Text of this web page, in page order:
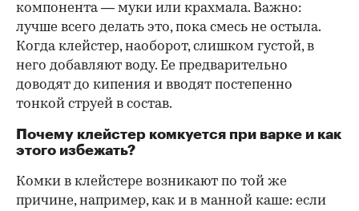
компонента — муки или крахмала. Важно:
лучше всего делать это, пока смесь не остыла.
Когда клейстер, наоборот, слишком густой, в
него добавляют воду. Ее предварительно
доводят до кипения и вводят постепенно
тонкой струей в состав.
Почему клейстер комкуется при варке и как
этого избежать?
Комки в клейстере возникают по той же
причине, например, как и в манной каше: если